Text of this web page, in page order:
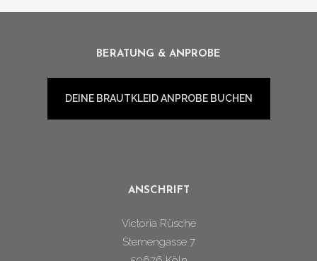
BERATUNG & ANPROBE
DEINE BRAUTKLEID ANPROBE BUCHEN
ANSCHRIFT
Victoria Rüsche
Sternengasse 7